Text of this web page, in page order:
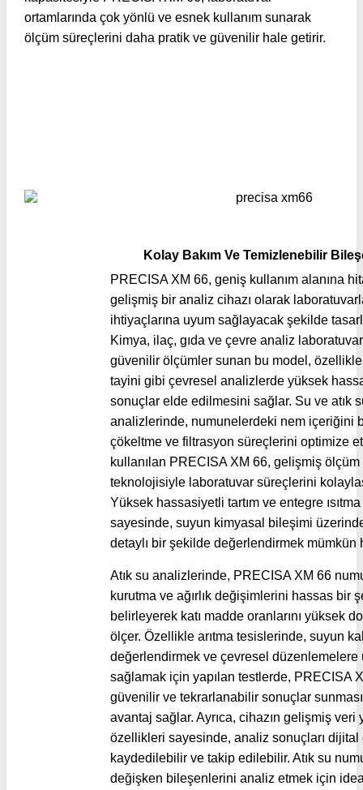
ortamlarında çok yönlü ve esnek kullanım sunarak
ölçüm süreçlerini daha pratik ve güvenilir hale getirir.
Kolay Bakım Ve Temizlenebilir
PRECISA XM 66, geniş kullanım alanına
gelişmiş bir analiz cihazı olarak
ihtiyaçlarına uyum sağlayacak şekilde
Kimya, ilaç, gıda ve çevre analiz
güvenilir ölçümler sunan bu model, özellikle
tayini gibi çevresel analizlerde yüksek
sonuçlar elde edilmesini sağlar. Su ve atık
analizlerinde, numunelerdeki nem içeriğini
çökeltme ve filtrasyon süreçlerini optimize
kullanılan PRECISA XM 66, gelişmiş ölçüm
teknolojisiyle laboratuvar süreçlerini
Yüksek hassasiyetli tartım ve entegre
sayesinde, suyun kimyasal bileşimi
detaylı bir şekilde değerlendirmek mümkün
Atık su analizlerinde, PRECISA XM 66
kurutma ve ağırlık değişimlerini hassas bir
belirleyerek katı madde oranlarını yüksek
ölçer. Özellikle arıtma tesislerinde, suyun
değerlendirmek ve çevresel düzenlemelere
sağlamak için yapılan testlerde, PRECISA
güvenilir ve tekrarlanabilir sonuçlar
avantaj sağlar. Ayrıca, cihazın gelişmiş veri
özellikleri sayesinde, analiz sonuçları dijital
kaydedilebilir ve takip edilebilir. Atık su
değişken bileşenlerini analiz etmek için